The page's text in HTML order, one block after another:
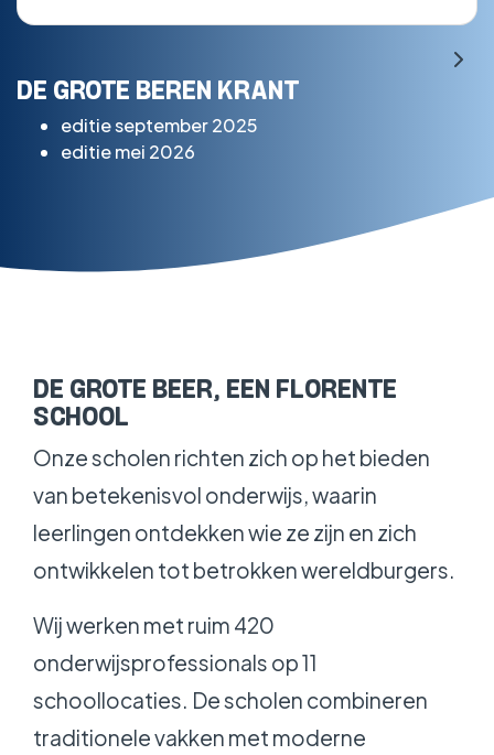
DE GROTE BEREN KRANT
editie september 2025
editie mei 2026
DE GROTE BEER, EEN FLORENTE
SCHOOL
Onze scholen richten zich op het bieden
van betekenisvol onderwijs, waarin
leerlingen ontdekken wie ze zijn en zich
ontwikkelen tot betrokken wereldburgers.
Wij werken met ruim 420
onderwijsprofessionals op 11
schoollocaties. De scholen combineren
traditionele vakken met moderne